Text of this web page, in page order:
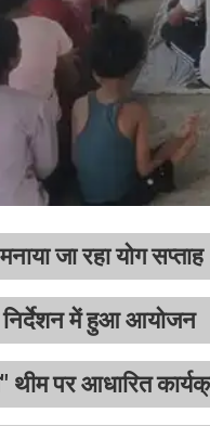
जा रहा योग सप्ताह
निर्देशन में हुआ आयोजन
पर आधारित